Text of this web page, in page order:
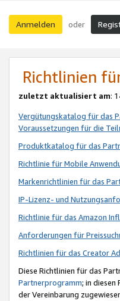
Anmelden oder
Richtlinien
zuletzt aktualisiert am:
Vergütungskatalog für das
Voraussetzungen für die
Produktkatalog für das
Richtlinie für Mobile
Markenrichtlinien für das
IP-Lizenz- und
Richtlinie für das Amazon
Anforderungen für
Richtlinien für das Creator
Diese Richtlinien für das
Partnerprogramm; in diesen
der Vereinbarung